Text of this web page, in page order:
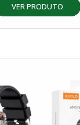
VER PRODUTO